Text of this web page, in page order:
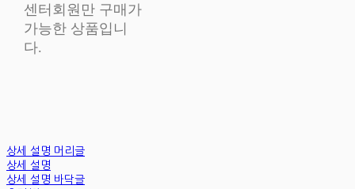
센터회원만 구매가
가능한 상품입니
다.
상세 설명 머리글
상세 설명
상세 설명 바닥글